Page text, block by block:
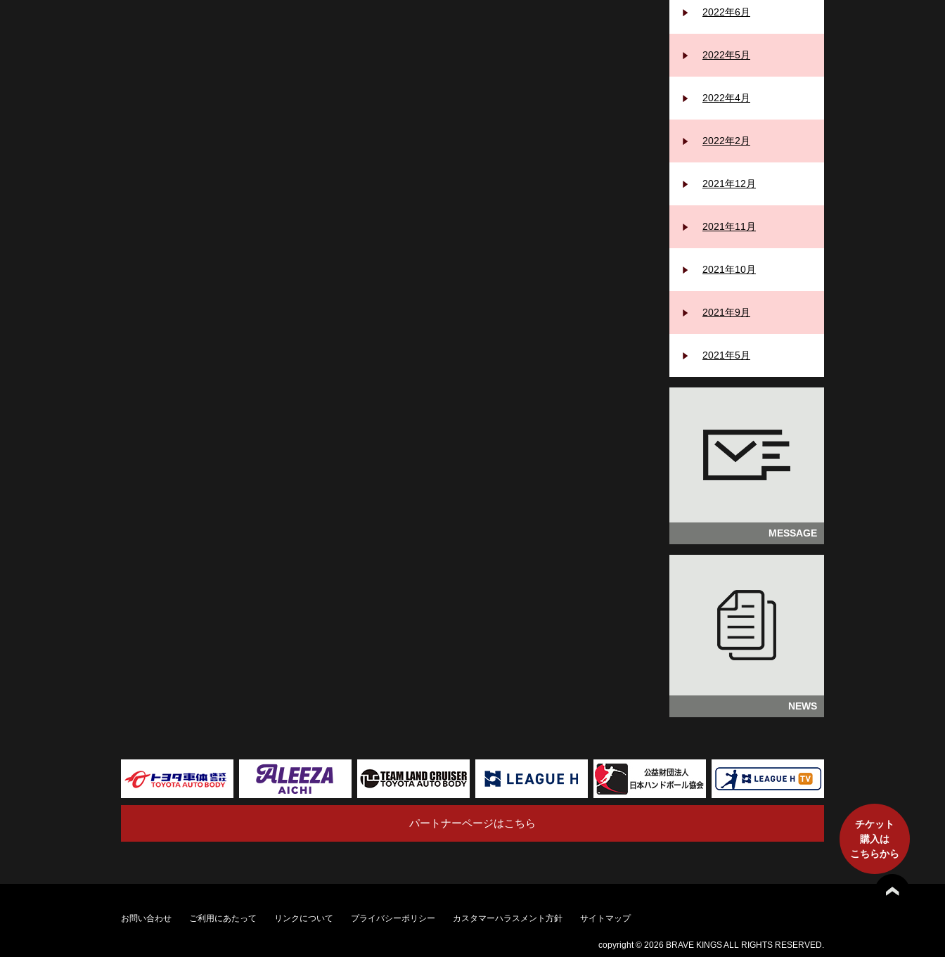
2022年6月
2022年5月
2022年4月
2022年2月
2021年12月
2021年11月
2021年10月
2021年9月
2021年5月
MESSAGE
NEWS
チケット
購入は
こちらから
パートナーページはこちら
お問い合わせ ご利用にあたって リンクについて プライバシーポリシー カスタマーハラスメント方針 サイトマップ
copyright © 2026 BRAVE KINGS ALL RIGHTS RESERVED.